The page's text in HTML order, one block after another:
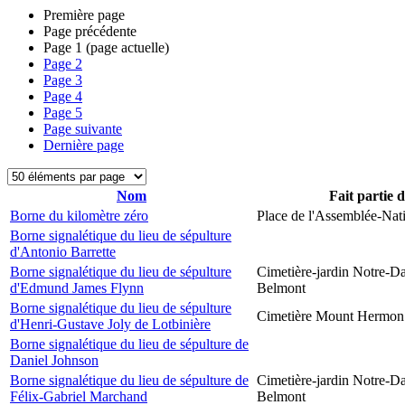
Première page
Page précédente
Page 1 (page actuelle)
Page 2
Page 3
Page 4
Page 5
Page suivante
Dernière page
Nom
Fait partie
Borne du kilomètre zéro
Place de l'Assemblée-
Borne signalétique du lieu de sépulture
d'Antonio Barrette
Borne signalétique du lieu de sépulture
d'Edmund James Flynn
Cimetière-jardin Notre-
Belmont
Borne signalétique du lieu de sépulture
d'Henri-Gustave Joly de Lotbinière
Cimetière Mount Hermon
Borne signalétique du lieu de sépulture de
Daniel Johnson
Borne signalétique du lieu de sépulture de
Félix-Gabriel Marchand
Cimetière-jardin Notre-
Belmont